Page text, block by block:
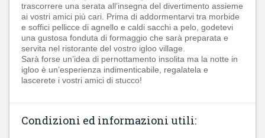
trascorrere una serata all’insegna del divertimento assieme
ai vostri amici più cari. Prima di addormentarvi tra morbide
e soffici pellicce di agnello e caldi sacchi a pelo, godetevi
una gustosa fonduta di formaggio che sarà preparata e
servita nel ristorante del vostro igloo village.
Sarà forse un’idea di pernottamento insolita ma la notte in
igloo è un’esperienza indimenticabile, regalatela e
lascerete i vostri amici di stucco!
Condizioni ed informazioni utili: